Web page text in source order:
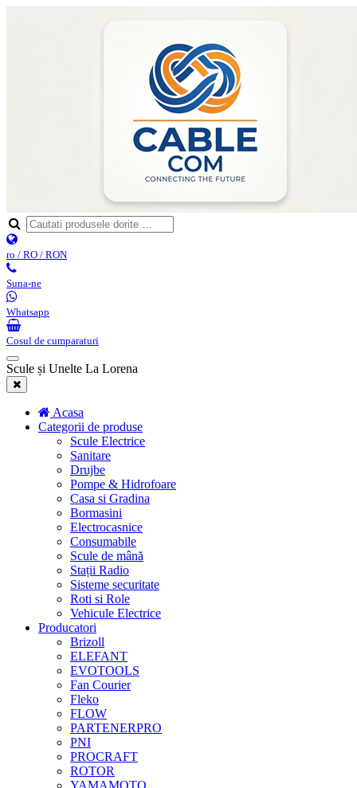
ro / RO / RON
Suna-ne
Whatsapp
Cosul de cumparaturi
Scule și Unelte La Lorena
Acasa
Categorii de produse
Scule Electrice
Sanitare
Drujbe
Pompe & Hidrofoare
Casa si Gradina
Bormasini
Electrocasnice
Consumabile
Scule de mână
Stații Radio
Sisteme securitate
Roti si Role
Vehicule Electrice
Producatori
Brizoll
ELEFANT
EVOTOOLS
Fan Courier
Fleko
FLOW
PARTENERPRO
PNI
PROCRAFT
ROTOR
YAMAMOTO